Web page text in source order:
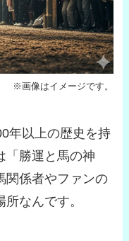
※画像はイメージです。
年以上の歴史を持
「勝運と馬の神
関係者やファンの
なんです。